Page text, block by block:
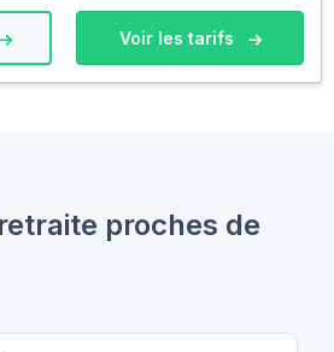
Voir les tarifs
proches de